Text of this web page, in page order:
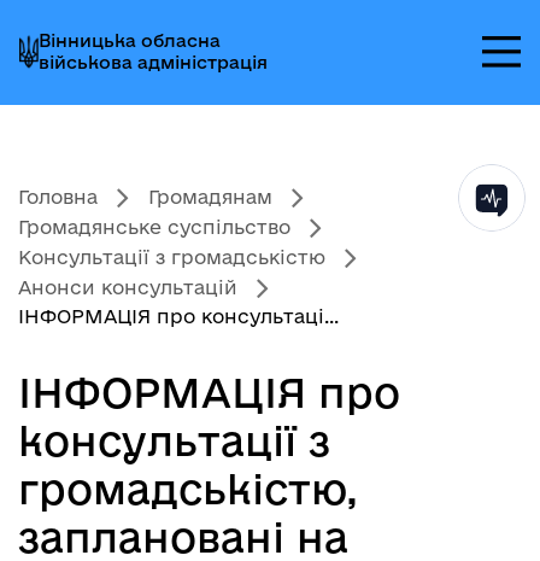
до
головного
меню
до
головного
вмісту
до
головного
колонтитула
Вінницька обласна
військова адміністрація
Головна
Громадянам
Громадянське суспільство
Консультації з громадськістю
Анонси консультацій
ІНФОРМАЦІЯ про консультаці...
ІНФОРМАЦІЯ про
консультації з
громадськістю,
заплановані на